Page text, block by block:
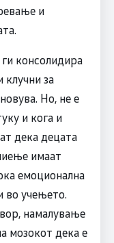
и
консолидира
клучни за
Но, не е
и кога и
дека децата
имаат
емоционална
во учењето.
намалување
мозокот дека е